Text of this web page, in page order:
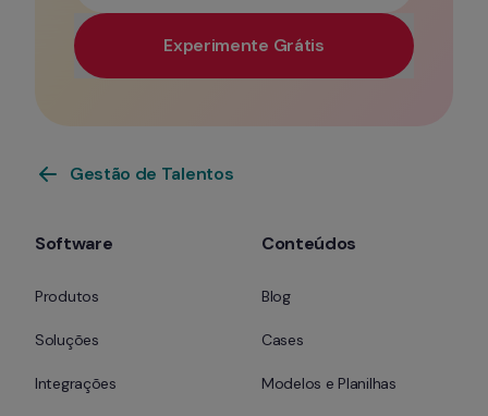
Experimente Grátis
Gestão de Talentos
Software
Produtos
Soluções
Integrações
Conteúdos
Blog
Cases
Modelos e Planilhas